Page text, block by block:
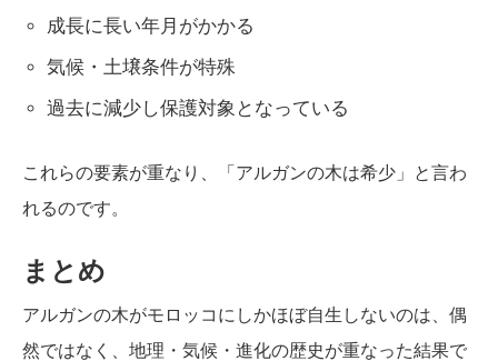
成長に長い年月がかかる
気候・土壌条件が特殊
過去に減少し保護対象となっている
これらの要素が重なり、「アルガンの木は希少」と言わ
れるのです。
まとめ
アルガンの木がモロッコにしかほぼ自生しないのは、偶
然ではなく、地理・気候・進化の歴史が重なった結果で